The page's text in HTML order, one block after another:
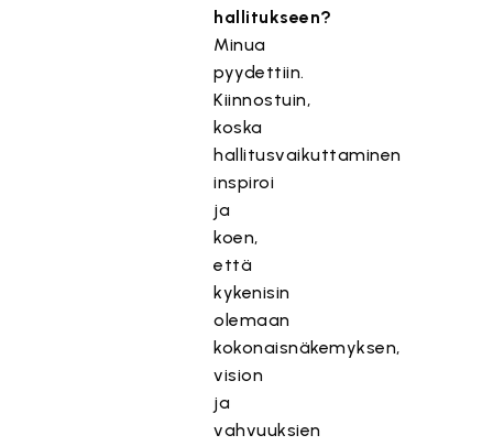
hallitukseen?
Minua
pyydettiin.
Kiinnostuin,
koska
hallitusvaikuttaminen
inspiroi
ja
koen,
että
kykenisin
olemaan
kokonaisnäkemyksen,
vision
ja
vahvuuksien